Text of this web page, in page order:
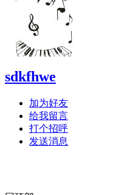
sdkfhwe
加为好友
给我留言
打个招呼
发送消息